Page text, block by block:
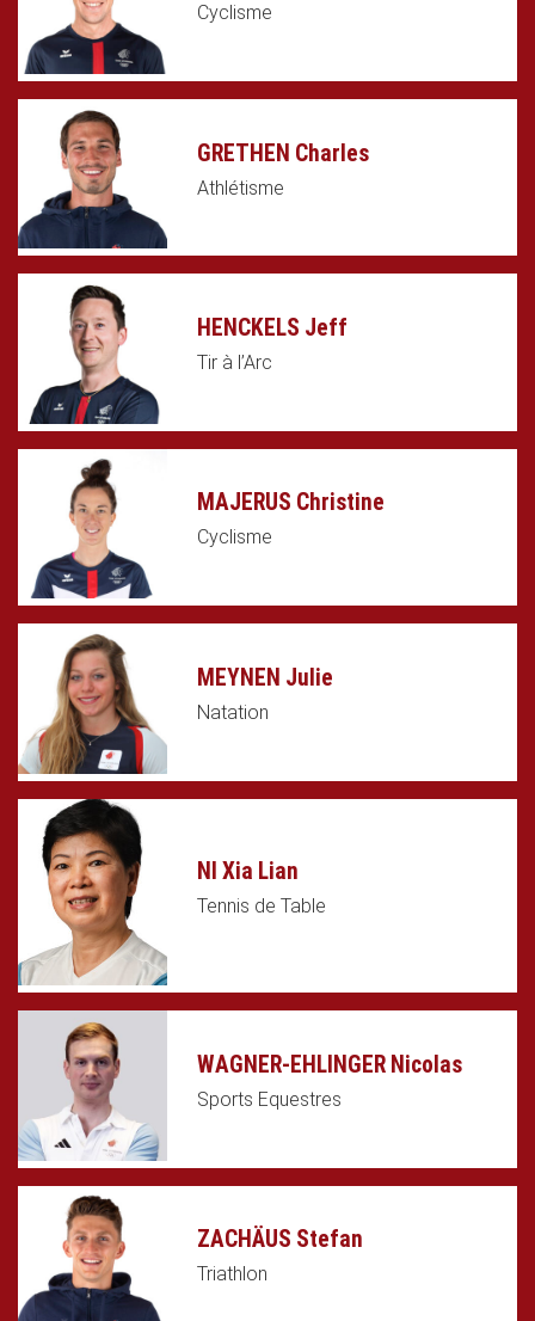
Cyclisme
GRETHEN Charles
Athlétisme
HENCKELS Jeff
Tir à l’Arc
MAJERUS Christine
Cyclisme
MEYNEN Julie
Natation
NI Xia Lian
Tennis de Table
WAGNER-EHLINGER Nicolas
Sports Equestres
ZACHÄUS Stefan
Triathlon